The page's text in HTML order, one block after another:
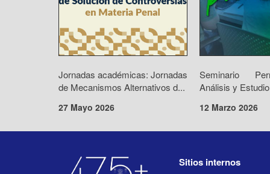
Jornadas académicas: Jornadas
de Mecanismos Alternativos d...
27 Mayo 2026
Seminario
Análisis y
12 Marzo 2026
Sitios internos